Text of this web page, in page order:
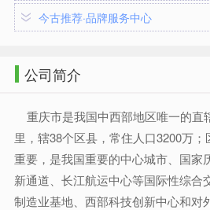
今古推荐·品牌服务中心
公司简介
重庆市是我国中西部地区唯一的直
里，辖38个区县，常住人口3200万
重要，是我国重要的中心城市、国家
新通道、长江航运中心等国际性综合
制造业基地、西部科技创新中心和对